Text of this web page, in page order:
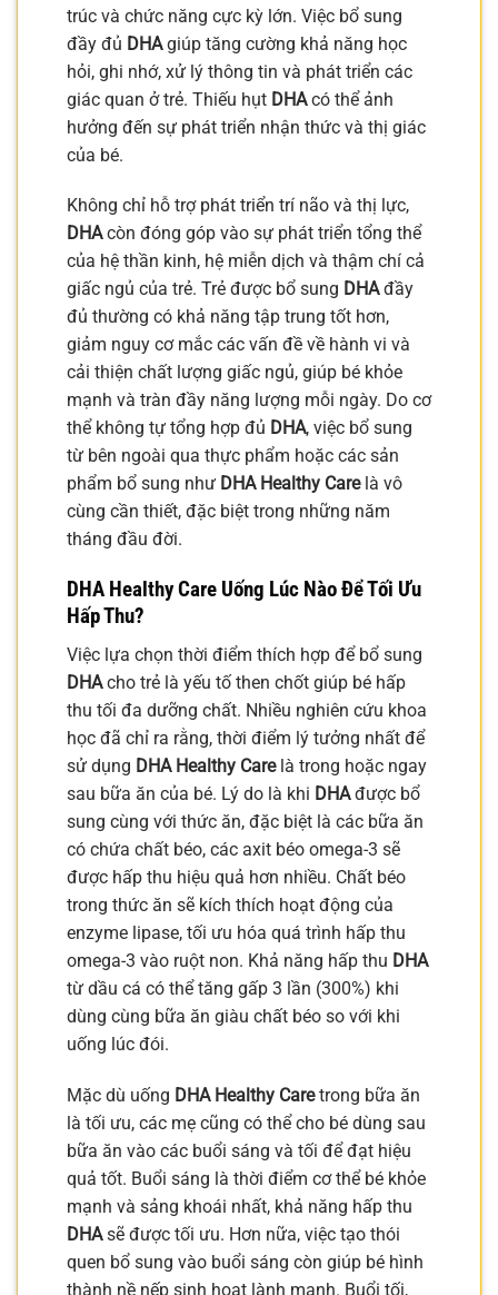
trúc và chức năng cực kỳ lớn. Việc bổ sung
đầy đủ DHAgiúp tăng cường khả năng học
hỏi, ghi nhớ, xử lý thông tin và phát triển các
giác quan ở trẻ. Thiếu hụt DHAcó thể ảnh
hưởng đến sự phát triển nhận thức và thị giác
của bé.
Không chỉ hỗ trợ phát triển trí não và thị lực,
DHAcòn đóng góp vào sự phát triển tổng thể
của hệ thần kinh, hệ miễn dịch và thậm chí cả
giấc ngủ của trẻ. Trẻ được bổ sung DHAđầy
đủ thường có khả năng tập trung tốt hơn,
giảm nguy cơ mắc các vấn đề về hành vi và
cải thiện chất lượng giấc ngủ, giúp bé khỏe
mạnh và tràn đầy năng lượng mỗi ngày. Do cơ
thể không tự tổng hợp đủ DHA, việc bổ sung
từ bên ngoài qua thực phẩm hoặc các sản
phẩm bổ sung như DHA Healthy Carelà vô
cùng cần thiết, đặc biệt trong những năm
tháng đầu đời.
DHA Healthy Care Uống Lúc Nào Để Tối Ưu
Hấp Thu?
Việc lựa chọn thời điểm thích hợp để bổ sung
DHAcho trẻ là yếu tố then chốt giúp bé hấp
thu tối đa dưỡng chất. Nhiều nghiên cứu khoa
học đã chỉ ra rằng, thời điểm lý tưởng nhất để
sử dụng DHA Healthy Carelà trong hoặc ngay
sau bữa ăn của bé. Lý do là khi DHAđược bổ
sung cùng với thức ăn, đặc biệt là các bữa ăn
có chứa chất béo, các axit béo omega-3 sẽ
được hấp thu hiệu quả hơn nhiều. Chất béo
trong thức ăn sẽ kích thích hoạt động của
enzyme lipase, tối ưu hóa quá trình hấp thu
omega-3 vào ruột non. Khả năng hấp thu DHA
từ dầu cá có thể tăng gấp 3 lần (300%) khi
dùng cùng bữa ăn giàu chất béo so với khi
uống lúc đói.
Mặc dù uống DHA Healthy Caretrong bữa ăn
là tối ưu, các mẹ cũng có thể cho bé dùng sau
bữa ăn vào các buổi sáng và tối để đạt hiệu
quả tốt. Buổi sáng là thời điểm cơ thể bé khỏe
mạnh và sảng khoái nhất, khả năng hấp thu
DHAsẽ được tối ưu. Hơn nữa, việc tạo thói
quen bổ sung vào buổi sáng còn giúp bé hình
thành nề nếp sinh hoạt lành mạnh. Buổi tối,